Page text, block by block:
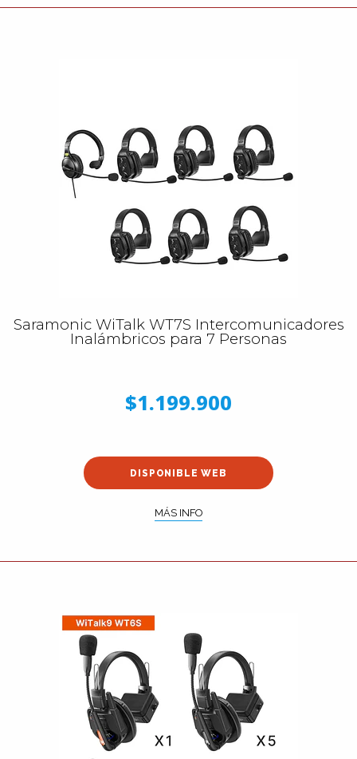
Saramonic WiTalk WT7S Intercomunicadores
Inalámbricos para 7 Personas
$1.199.900
DISPONIBLE WEB
MÁS INFO